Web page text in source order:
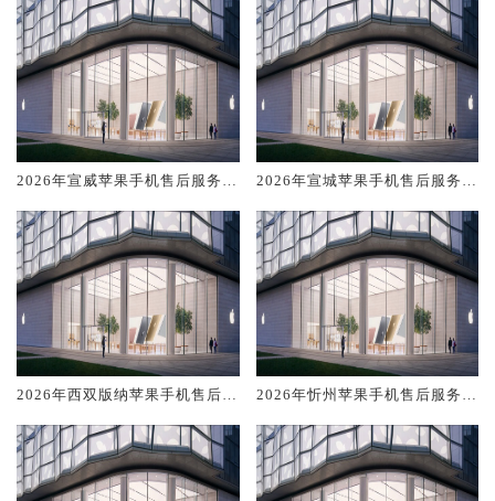
2026年宣威苹果手机售后服务维
排名对比知名
2026年宣城苹果手机售后服务维
排名对比知名
2026年西双版纳苹果手机售后服
口碑排名对比知名
2026年忻州苹果手机售后服务维
排名对比知名